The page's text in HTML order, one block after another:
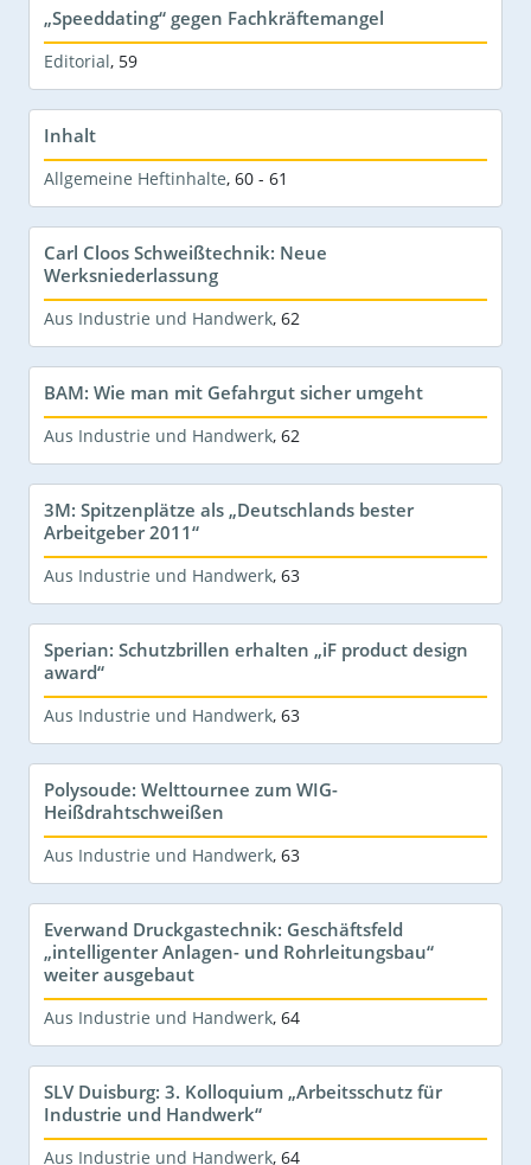
„Speeddating“ gegen Fachkräftemangel
Editorial, 59
Inhalt
Allgemeine Heftinhalte, 60 - 61
Carl Cloos Schweißtechnik: Neue
Werksniederlassung
Aus Industrie und Handwerk, 62
BAM: Wie man mit Gefahrgut sicher umgeht
Aus Industrie und Handwerk, 62
3M: Spitzenplätze als „Deutschlands bester
Arbeitgeber 2011“
Aus Industrie und Handwerk, 63
Sperian: Schutzbrillen erhalten „iF product design
award“
Aus Industrie und Handwerk, 63
Polysoude: Welttournee zum WIG-
Heißdrahtschweißen
Aus Industrie und Handwerk, 63
Everwand Druckgastechnik: Geschäftsfeld
„intelligenter Anlagen- und Rohrleitungsbau“
weiter ausgebaut
Aus Industrie und Handwerk, 64
SLV Duisburg: 3. Kolloquium „Arbeitsschutz für
Industrie und Handwerk“
Aus Industrie und Handwerk, 64